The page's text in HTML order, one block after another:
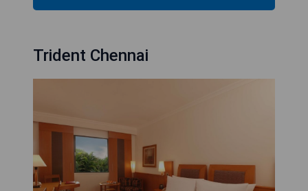
Trident Chennai